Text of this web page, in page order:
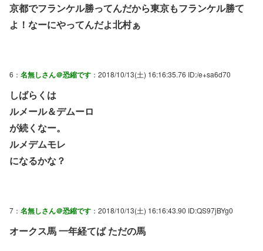
京都でフランケル勝ってんだから東京もフランケル勝て
よ！なーにやってんだよ北村ぁ
6： 名無しさん＠恐縮です ：2018/10/13(土) 16:16:35.76 ID:/e+sa6d70
しばらくは
ルメール＆デムーロ
が続くなー。
ルメデムモレ
になるかな？
7： 名無しさん＠恐縮です ：2018/10/13(土) 16:16:43.90 ID:QS97jBYg0
オークス馬 一年経てば ただの馬